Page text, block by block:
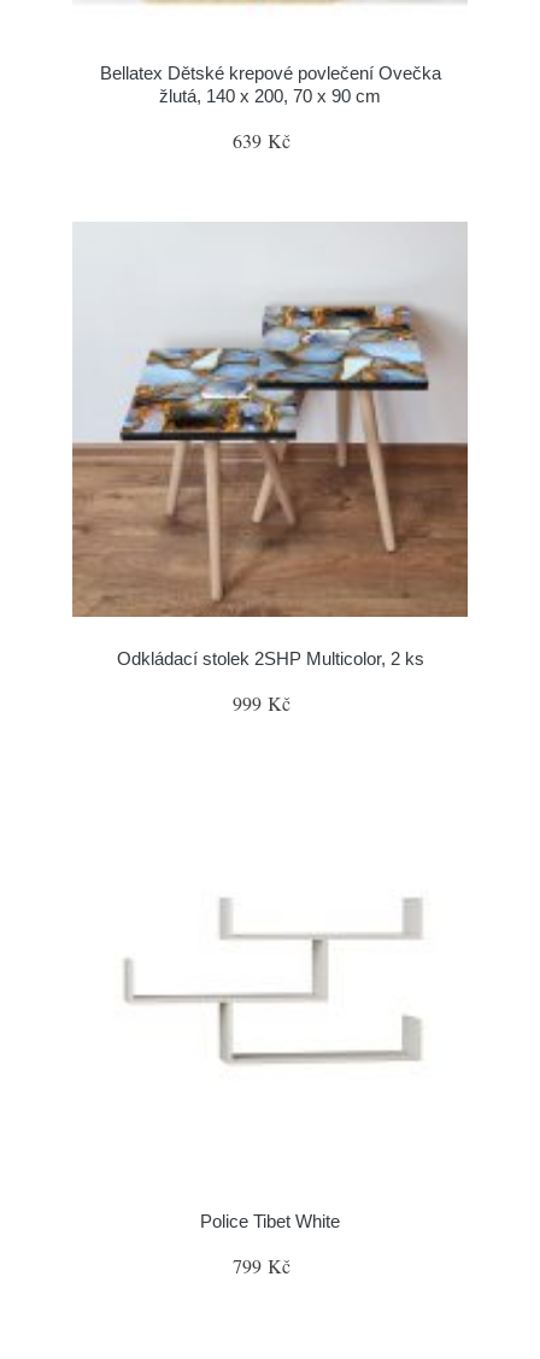
Bellatex Dětské krepové povlečení Ovečka
žlutá, 140 x 200, 70 x 90 cm
639 Kč
Odkládací stolek 2SHP Multicolor, 2 ks
999 Kč
Police Tibet White
799 Kč